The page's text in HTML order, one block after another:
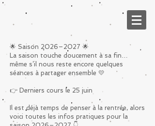
🌟 Saison 2026–2027 🌟
La saison touche doucement à sa fin…
même s’il nous reste encore quelques
séances à partager ensemble 💛
👉 Derniers cours le 25 juin
Il est déjà temps de penser à la rentrée, alors
voici toutes les infos pratiques pour la